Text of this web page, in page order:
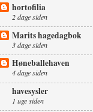
hortofilia
2 dage siden
Marits hagedagbok
3 dage siden
Høneballehaven
4 dage siden
havesysler
1 uge siden